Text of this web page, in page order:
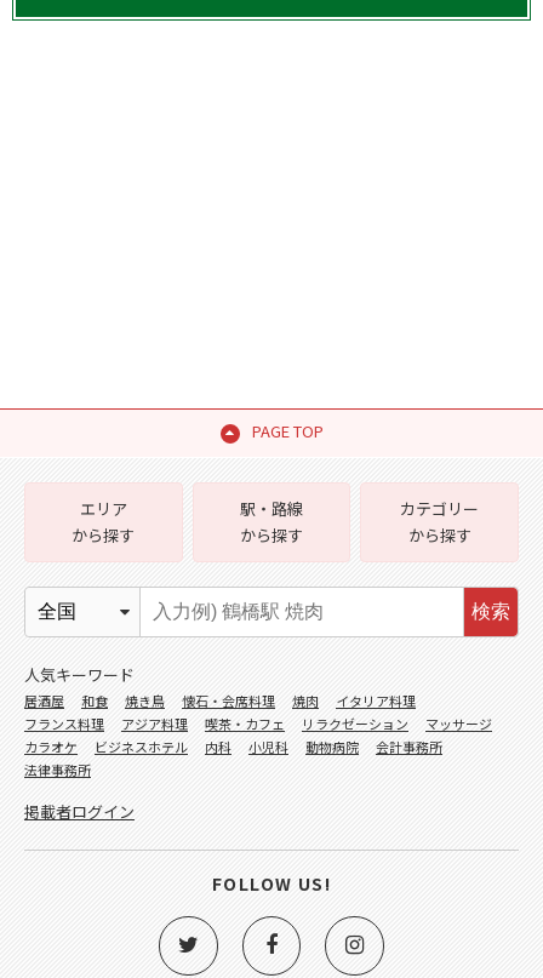
PAGE TOP
エリア
から探す
駅・路線
から探す
カテゴリー
から探す
検索
人気キーワード
居酒屋 和食 焼き鳥 懐石・会席料理 焼肉
イタリア料理
フランス料理
アジア料理 喫茶・カフェ リラクゼーション
マッサージ
カラオケ
ビジネスホテル 内科 小児科 動物病院
会計事務所
法律事務所
掲載者ログイン
FOLLOW US!